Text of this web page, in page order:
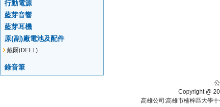
行動電源
藍芽音響
藍芽耳機
原(副)廠電池及配件
戴爾(DELL)
錄音筆
Copyright @
高雄公司:高雄市楠梓區大學